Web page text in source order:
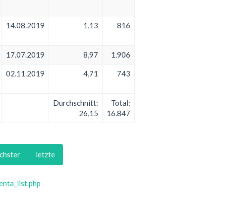
14.08.2019 1,13 816
17.07.2019 8,97 1.906
02.11.2019 4,71 743
Durchschnitt:
26,15
Total:
16.847
letzte